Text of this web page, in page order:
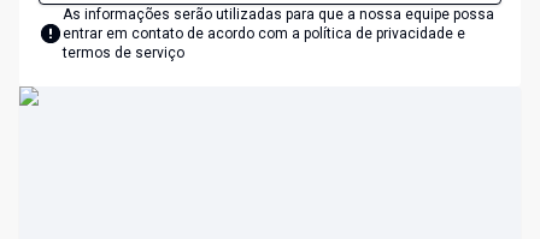
As informações serão utilizadas para que a nossa equipe possa
entrar em contato de acordo com a política de privacidade e
termos de serviço